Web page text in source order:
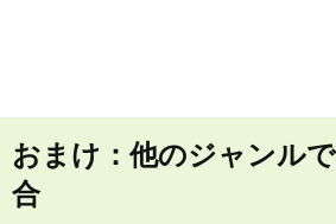
おまけ：他のジャンル
合